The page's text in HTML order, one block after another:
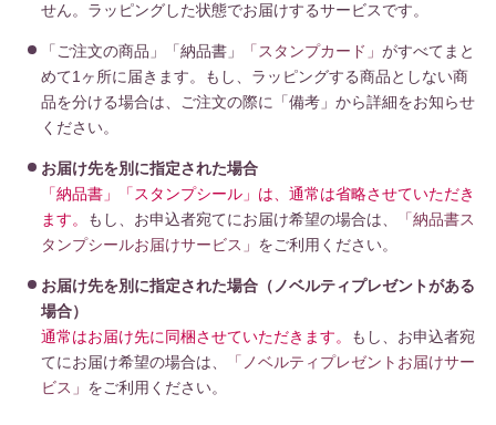
せん。ラッピングした状態でお届けするサービスです。
「ご注文の商品」「納品書」 「スタンプカード」がすべてまと
めて1ヶ所に届きます。もし、ラッピングする商品としない商
品を分ける場合は、ご注文の際に「備考」から詳細をお知らせ
ください。
お届け先を別に指定された場合
「納品書」「スタンプシール」は、通常は省略させていただき
ます。
もし、お申込者宛てにお届け希望の場合は、
「納品書ス
タンプシールお届けサービス」 をご利用ください。
お届け先を別に指定された場合（ノベルティプレゼントがある
場合）
通常はお届け先に同梱させていただきます。
もし、お申込者宛
てにお届け希望の場合は、
「ノベルティプレゼントお届けサー
ビス」 をご利用ください。